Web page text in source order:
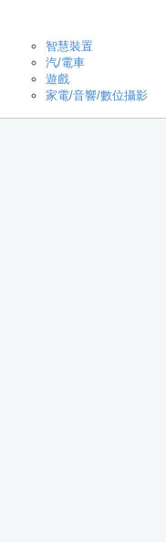
智慧裝置
汽/電車
遊戲
家電/音響/數位攝影